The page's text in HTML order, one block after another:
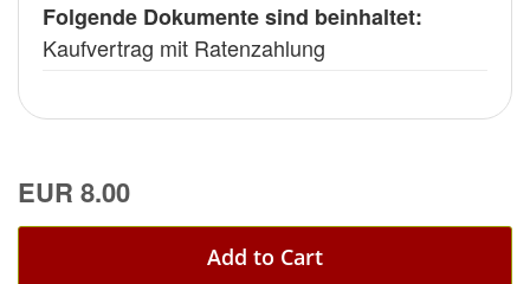
Dokumente
sind
Folgende Dokumente sind beinhaltet:
Kaufvertrag mit Ratenzahlung
EUR 8.00
Add to Cart